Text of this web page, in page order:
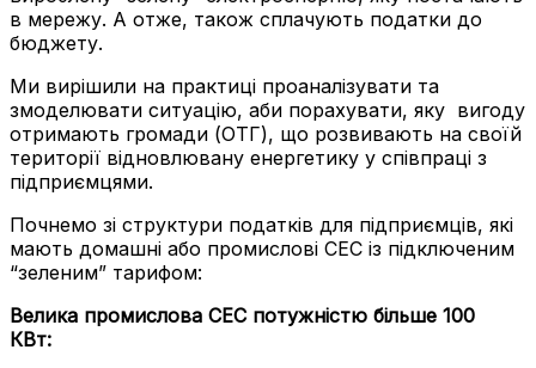
в мережу. А отже, також сплачують податки до
бюджету.
Ми вирішили на практиці проаналізувати та
змоделювати ситуацію, аби порахувати, яку вигоду
отримають громади (ОТГ), що розвивають на своїй
території відновлювану енергетику у співпраці з
підприємцями.
Почнемо зі структури податків для підприємців, які
мають домашні або промислові СЕС із підключеним
“зеленим” тарифом:
Велика промислова СЕС потужністю більше 100
КВт: